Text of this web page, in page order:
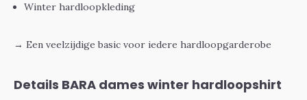
Winter hardloopkleding
→ Een veelzijdige basic voor iedere hardloopgarderobe
Details BARA dames winter hardloopshirt